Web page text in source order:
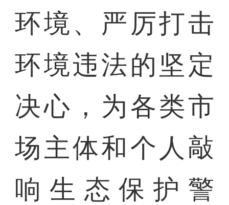
环境、严厉打击
环境违法的坚定
决心，为各类市
场主体和个人敲
响生态保护警